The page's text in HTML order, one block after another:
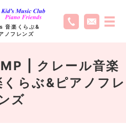
音楽くらぶ&
ノフレンズ
| クレール音楽
らぶ&ピアノフレ
ズ